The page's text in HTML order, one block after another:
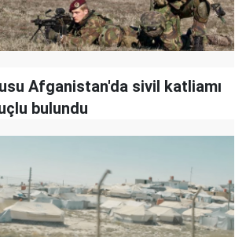
Afganistan'da sivil katliamı
bulundu